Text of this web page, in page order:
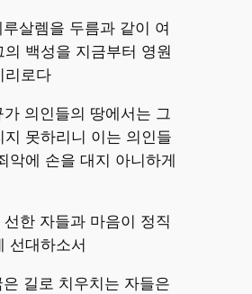
살렘을 두름과 같이 여
의 백성을 지금부터 영원
리로다
의인들의 땅에서는 그
지 못하리니 이는 의인들
악에 손을 대지 아니하게
한 자들과 마음이 정직
선대하소서
길로 치우치는 자들은